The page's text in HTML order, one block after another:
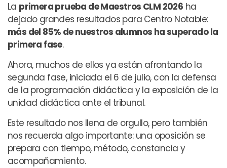
La primera prueba de Maestros CLM 2026 ha
dejado grandes resultados para Centro Notable:
más del 85% de nuestros alumnos ha superado la
primera fase.
Ahora, muchos de ellos ya están afrontando la
segunda fase, iniciada el 6 de julio, con la defensa
de la programación didáctica y la exposición de la
unidad didáctica ante el tribunal.
Este resultado nos llena de orgullo, pero también
nos recuerda algo importante: una oposición se
prepara con tiempo, método, constancia y
acompañamiento.